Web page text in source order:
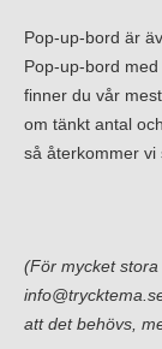
Pop-up-bord är
Pop-up-bord
finner du vår
om tänkt antal
så återkommer vi
(För mycket
att det behövs,